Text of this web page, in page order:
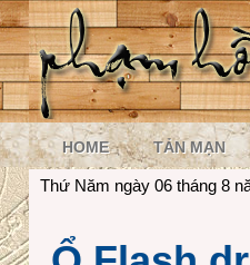
HOME TẢN MẠN
Thứ Năm ngày 06 tháng 8